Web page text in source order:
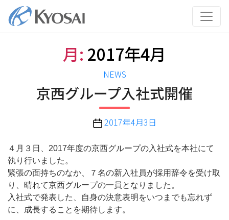
テ
月: 2017年4月
カ
テ
ゴ
リ
ー
NEWS
京西グループ入社式開催
投
日
2017年4月3日
４月３日、2017年度の京西グループの入社式を本社にて
執り行いました。
緊張の面持ちのなか、７名の新入社員が採用辞令を受け取
り、晴れて京西グループの一員となりました。
入社式で発表した、自身の決意表明をいつまでも忘れず
に、成長することを期待します。